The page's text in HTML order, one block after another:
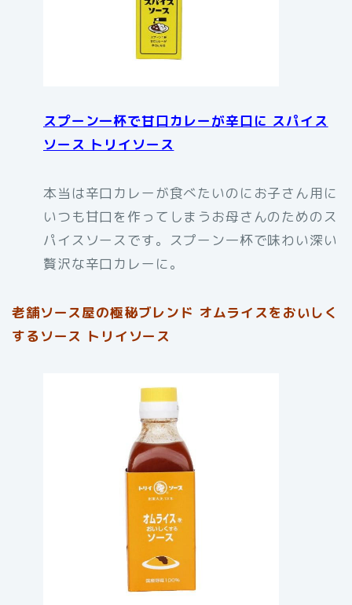
スプーン一杯で甘口カレーが辛口に スパイス
ソース トリイソース
本当は辛口カレーが食べたいのにお子さん用に
いつも甘口を作ってしまうお母さんのためのス
パイスソースです。スプーン一杯で味わい深い
贅沢な辛口カレーに。
老舗ソース屋の極秘ブレンド オムライスをおいしく
するソース トリイソース